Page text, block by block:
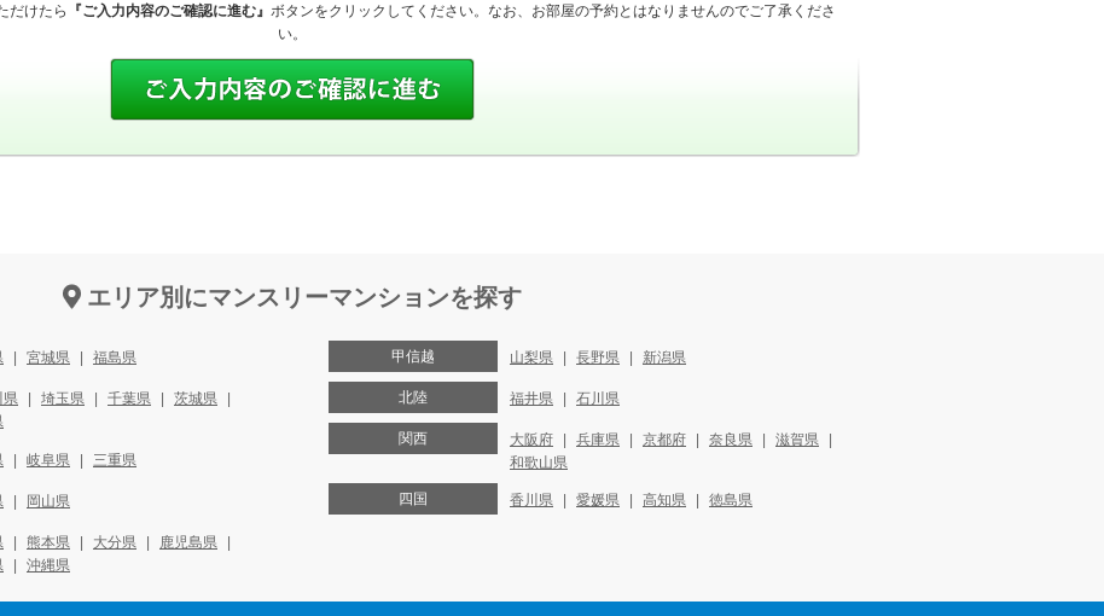
だけたら 『ご入力内容のご確認に進む』 ボタンをクリックしてください。なお、お部屋の予約とはなりませんのでご了承くださ
い。
エリア別にマンスリーマンションを探す
宮城県 福島県
県 埼玉県 千葉県
茨城県
岐阜県 三重県
岡山県
熊本県 大分県
鹿児島県
沖縄県
甲信越 山梨県 長野県 新潟県
北陸 福井県 石川県
関西 大阪府 兵庫県 京都府 奈良県
滋賀県
和歌山県
四国 香川県 愛媛県 高知県 徳島県